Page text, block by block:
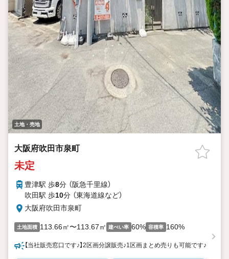
土地・売地
大阪府吹田市泉町
未定
豊津駅 歩8分 （阪急千里線）
吹田駅 歩10分 （東海道線など）
大阪府吹田市泉町
土地面積 113.66㎡〜113.67㎡ 建ぺい率 60% 容積率 160%
【当社販売窓口です♪】2区画分譲販売♪1区画まとめ売りも可能です♪